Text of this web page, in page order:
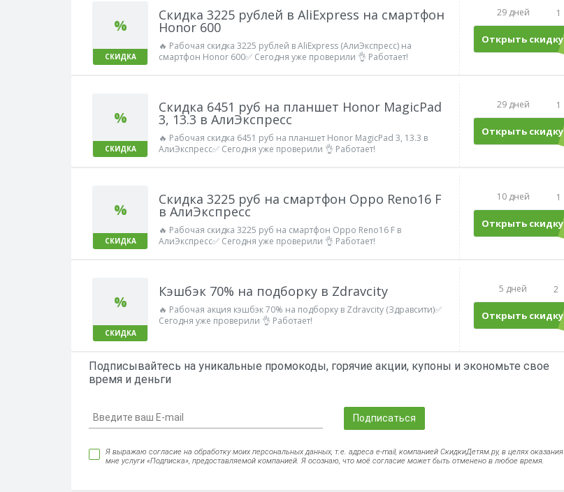
%
СКИДКА
Скидка 3225 рублей в AliExpress на смартфон
Honor 600
🔥 Рабочая скидка 3225 рублей в AliExpress (АлиЭкспресс) на
смартфон Honor 600✅ Сегодня уже проверили 👌 Работает!
29 дней 1
Открыть скидку
%
СКИДКА
Скидка 6451 руб на планшет Honor MagicPad
3, 13.3 в АлиЭкспресс
🔥 Рабочая скидка 6451 руб на планшет Honor MagicPad 3, 13.3 в
АлиЭкспресс✅ Сегодня уже проверили 👌 Работает!
29 дней 1
Открыть скидку
%
СКИДКА
Скидка 3225 руб на смартфон Oppo Reno16 F
в АлиЭкспресс
🔥 Рабочая скидка 3225 руб на смартфон Oppo Reno16 F в
АлиЭкспресс✅ Сегодня уже проверили 👌 Работает!
10 дней 1
Открыть скидку
%
СКИДКА
Кэшбэк 70% на подборку в Zdravcity
🔥 Рабочая акция кэшбэк 70% на подборку в Zdravcity (Здравсити)✅
Сегодня уже проверили 👌 Работает!
5 дней 2
Открыть скидку
Подписывайтесь на уникальные промокоды, горячие акции, купоны и экономьте свое
время и деньги
Подписаться
Я выражаю согласие на обработку моих персональных данных, т.е. адреса e-mail, компанией СкидкиДетям.ру, в целях оказания
мне услуги «Подписка», предоставляемой компанией. Я осознаю, что моё согласие может быть отменено в любое время.